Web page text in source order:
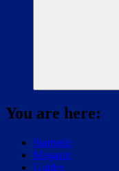
You are here:
Startseite
Magazin
Guides